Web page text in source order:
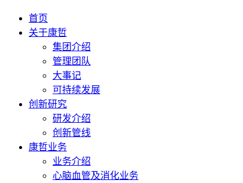
首页
关于康哲
集团介绍
管理团队
大事记
可持续发展
创新研究
研发介绍
创新管线
康哲业务
业务介绍
心脑血管及消化业务